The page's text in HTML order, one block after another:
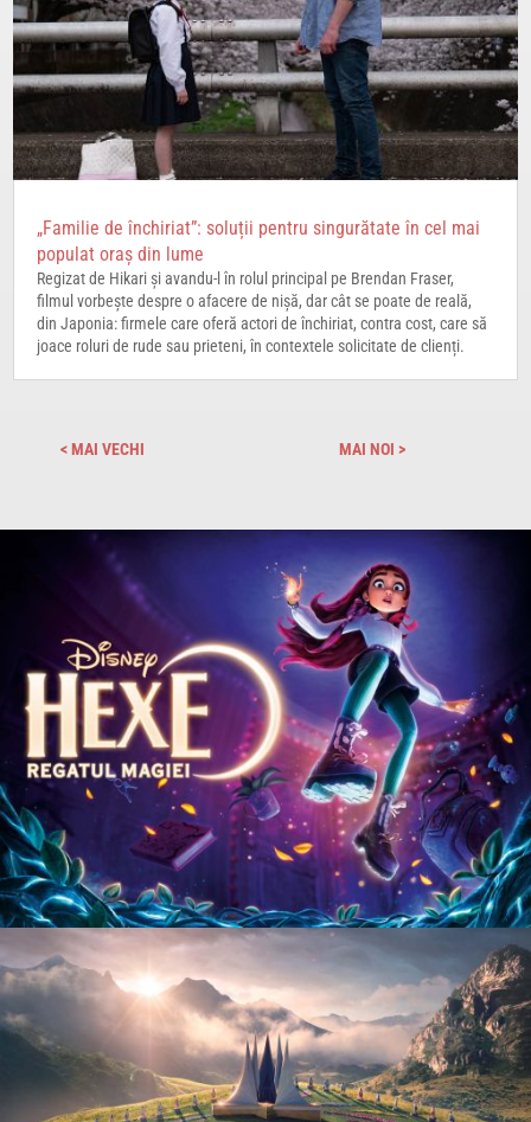
„Familie de închiriat”: soluții pentru singurătate în cel mai
populat oraș din lume
Regizat de Hikari și avandu-l în rolul principal pe Brendan Fraser,
filmul vorbește despre o afacere de nișă, dar cât se poate de reală,
din Japonia: firmele care oferă actori de închiriat, contra cost, care să
joace roluri de rude sau prieteni, în contextele solicitate de clienți.
NEXT ENTRIES »